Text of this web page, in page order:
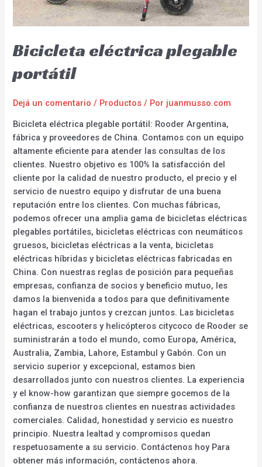
Bicicleta eléctrica plegable
portátil
Dejá un comentario / Productos / Por juanmusso.com
Bicicleta eléctrica plegable portátil: Rooder Argentina,
fábrica y proveedores de China. Contamos con un equipo
altamente eficiente para atender las consultas de los
clientes. Nuestro objetivo es 100% la satisfacción del
cliente por la calidad de nuestro producto, el precio y el
servicio de nuestro equipo y disfrutar de una buena
reputación entre los clientes. Con muchas fábricas,
podemos ofrecer una amplia gama de bicicletas eléctricas
plegables portátiles, bicicletas eléctricas con neumáticos
gruesos, bicicletas eléctricas a la venta, bicicletas
eléctricas híbridas y bicicletas eléctricas fabricadas en
China. Con nuestras reglas de posición para pequeñas
empresas, confianza de socios y beneficio mutuo, les
damos la bienvenida a todos para que definitivamente
hagan el trabajo juntos y crezcan juntos. Las bicicletas
eléctricas, escooters y helicópteros citycoco de Rooder se
suministrarán a todo el mundo, como Europa, América,
Australia, Zambia, Lahore, Estambul y Gabón. Con un
servicio superior y excepcional, estamos bien
desarrollados junto con nuestros clientes. La experiencia
y el know-how garantizan que siempre gocemos de la
confianza de nuestros clientes en nuestras actividades
comerciales. Calidad, honestidad y servicio es nuestro
principio. Nuestra lealtad y compromisos quedan
respetuosamente a su servicio. Contáctenos hoy Para
obtener más información, contáctenos ahora.